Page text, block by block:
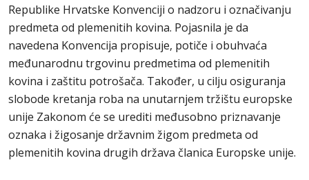
Republike Hrvatske Konvenciji o nadzoru i označivanju
predmeta od plemenitih kovina. Pojasnila je da
navedena Konvencija propisuje, potiče i obuhvaća
međunarodnu trgovinu predmetima od plemenitih
kovina i zaštitu potrošača. Također, u cilju osiguranja
slobode kretanja roba na unutarnjem tržištu europske
unije Zakonom će se urediti međusobno priznavanje
oznaka i žigosanje državnim žigom predmeta od
plemenitih kovina drugih država članica Europske unije.